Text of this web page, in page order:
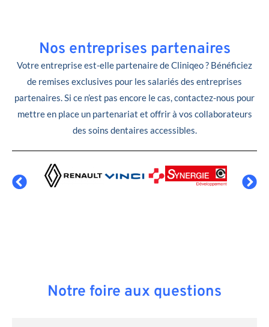
Nos entreprises partenaires
Votre entreprise est-elle partenaire de Cliniqeo ? Bénéficiez
de remises exclusives pour les salariés des entreprises
partenaires. Si ce n’est pas encore le cas, contactez-nous pour
mettre en place un partenariat et offrir à vos collaborateurs
des soins dentaires accessibles.
Notre foire aux questions